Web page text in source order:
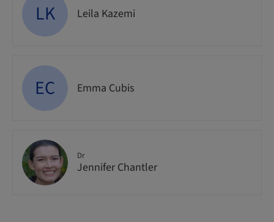
LK Leila Kazemi
EC Emma Cubis
Dr
Jennifer Chantler